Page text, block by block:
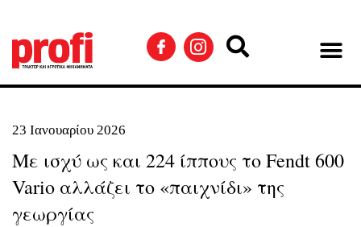
23 Ιανουαρίου 2026
Με ισχύ ως και 224 ίππους το Fendt 600
Vario αλλάζει το «παιχνίδι» της
γεωργίας